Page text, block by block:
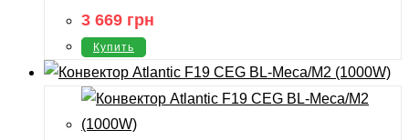
3 669 грн
Купить